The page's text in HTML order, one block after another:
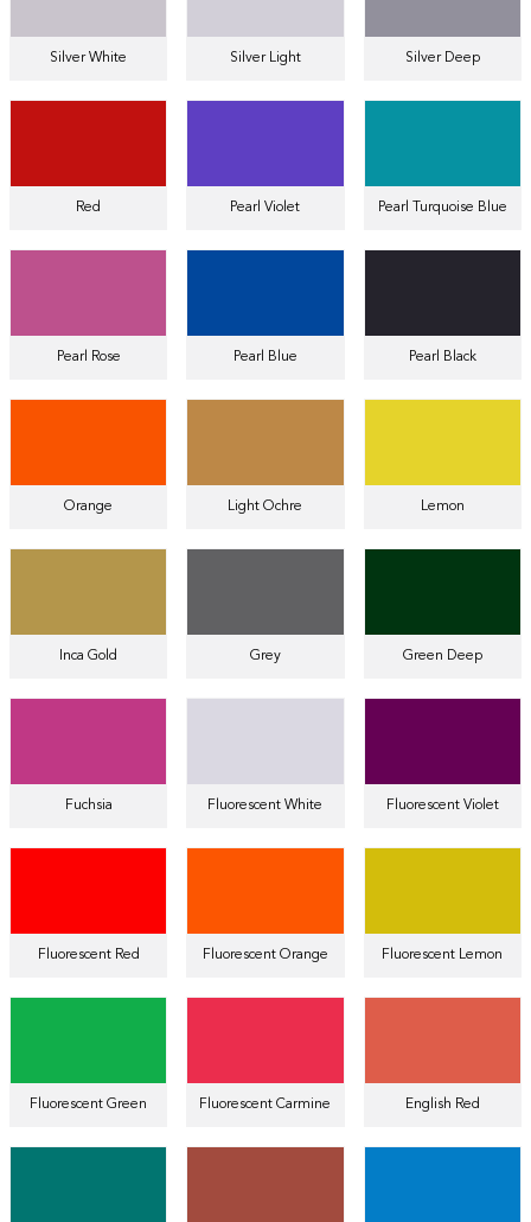
Silver White Silver Light Silver Deep
Red Pearl Violet Pearl Turquoise Blue
Pearl Rose Pearl Blue Pearl Black
Orange Light Ochre Lemon
Inca Gold Grey Green Deep
Fuchsia Fluorescent White Fluorescent Violet
Fluorescent Red Fluorescent Orange Fluorescent Lemon
Fluorescent Green Fluorescent Carmine English Red